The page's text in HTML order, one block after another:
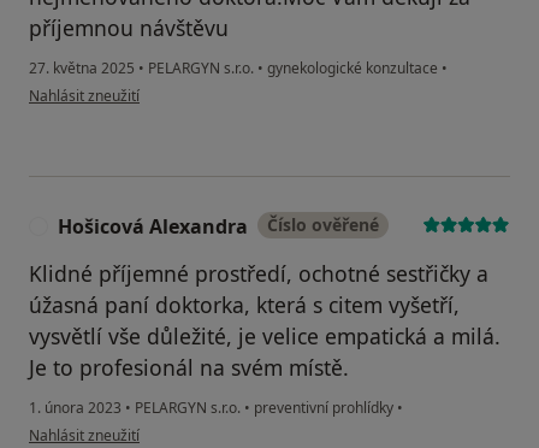
příjemnou návštěvu
27. května 2025 • PELARGYN s.r.o. • gynekologické konzultace •
podle názoru uživatele Edita
Nahlásit zneužití
Hošicová Alexandra Číslo ověřené
Klidné příjemné prostředí, ochotné sestřičky a
úžasná paní doktorka, která s citem vyšetří,
vysvětlí vše důležité, je velice empatická a milá.
Je to profesionál na svém místě.
1. února 2023 • PELARGYN s.r.o. • preventivní prohlídky •
podle názoru uživatele Hošicová Alexandra
Nahlásit zneužití